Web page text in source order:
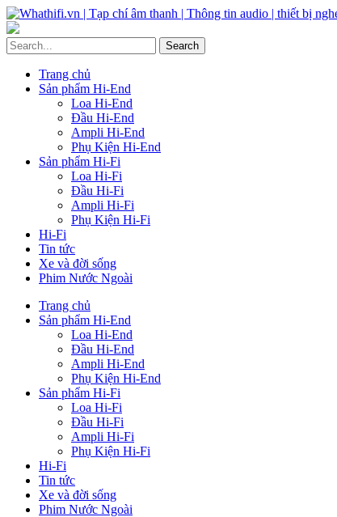
Trang chủ
Sản phẩm Hi-End
Loa Hi-End
Đầu Hi-End
Ampli Hi-End
Phụ Kiện Hi-End
Sản phẩm Hi-Fi
Loa Hi-Fi
Đầu Hi-Fi
Ampli Hi-Fi
Phụ Kiện Hi-Fi
Hi-Fi
Tin tức
Xe và đời sống
Phim Nước Ngoài
Trang chủ
Sản phẩm Hi-End
Loa Hi-End
Đầu Hi-End
Ampli Hi-End
Phụ Kiện Hi-End
Sản phẩm Hi-Fi
Loa Hi-Fi
Đầu Hi-Fi
Ampli Hi-Fi
Phụ Kiện Hi-Fi
Hi-Fi
Tin tức
Xe và đời sống
Phim Nước Ngoài